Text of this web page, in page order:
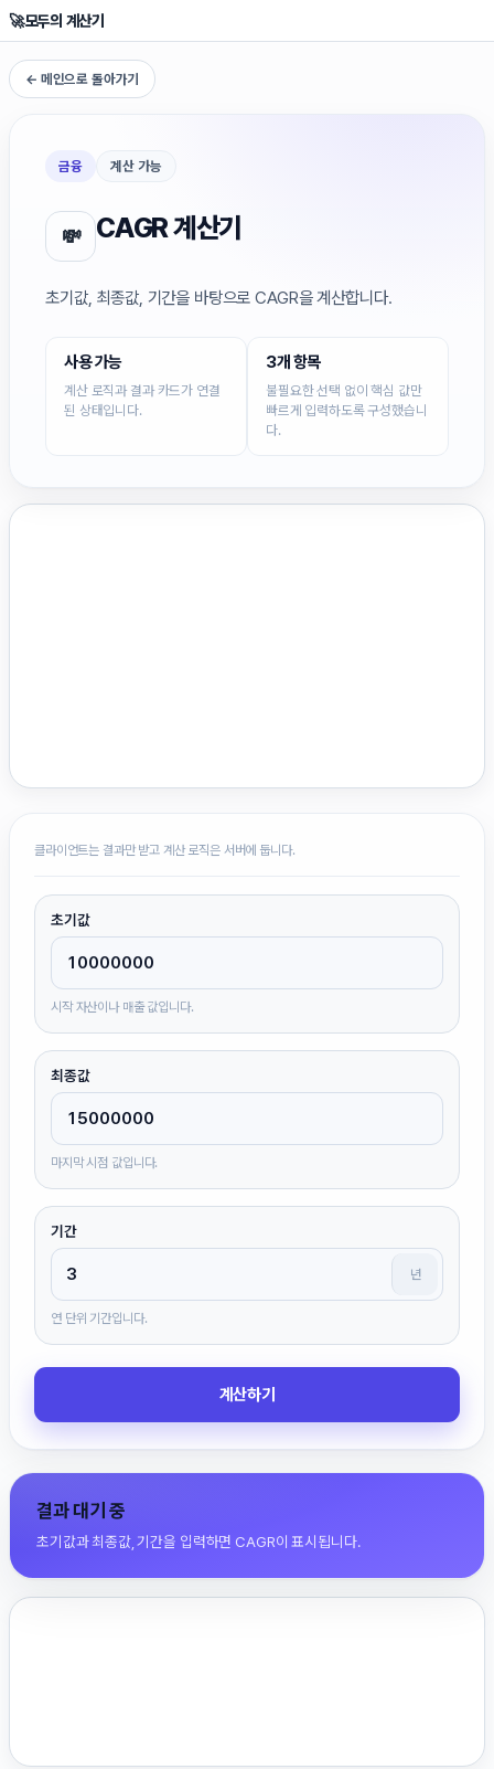
🚀모두의 계산기
← 메인으로 돌아가기
금융 계산 가능
💸 CAGR 계산기
초기값, 최종값, 기간을 바탕으로 CAGR을 계산합니다.
사용 가능
계산 로직과 결과 카드가 연결
된 상태입니다.
3개 항목
불필요한 선택 없이 핵심 값만
빠르게 입력하도록 구성했습니
다.
클라이언트는 결과만 받고 계산 로직은 서버에 둡니다.
초기값
시작 자산이나 매출 값입니다.
최종값
마지막 시점 값입니다.
기간
년
연 단위 기간입니다.
계산하기
결과 대기 중
초기값과 최종값, 기간을 입력하면 CAGR이 표시됩니다.